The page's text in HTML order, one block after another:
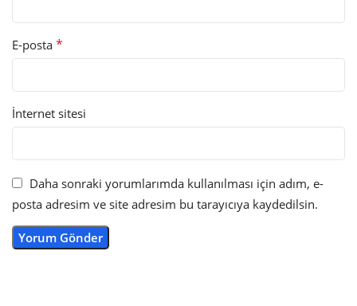
E-posta *
İnternet sitesi
Daha sonraki yorumlarımda kullanılması için adım, e-
posta adresim ve site adresim bu tarayıcıya kaydedilsin.